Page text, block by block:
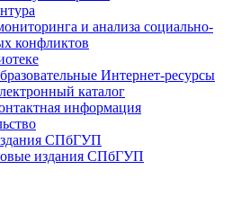
и анализа социально-
конфликтов
Интернет-ресурсы
каталог
информация
СПбГУП
издания СПбГУП